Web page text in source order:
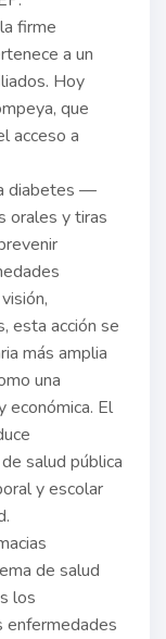
firme
a un
Hoy
que
acceso a
diabetes —
orales y tiras
esta acción se
más amplia
una
económica. El
salud pública
y escolar
de salud
los
enfermedades